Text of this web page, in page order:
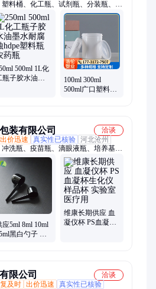
料桶、化工瓶、试剂瓶、分装瓶、净
喷雾瓶、钙片瓶、样品瓶、塑料瓶、散
瓶、洗手液瓶、清洗剂、密封桶、尿
原料方桶、洗洁精桶、食品罐子
500ml 1L化
瓶子胶水油墨
100ml 300ml
500ml广口塑料瓶
装有限公司
洽谈
出价迅速 真实性已核验 河北沧州
洗瓶、疫苗瓶、滴眼液瓶、培养基
体塑料瓶、培养皿、核酸检测试剂管
应5ml 8ml 10ml
黑白勺子 塑
维康长期供应 血
凝仪杯 PS血凝杯
限公司
洽谈
及时 出价迅速
真实性已核验